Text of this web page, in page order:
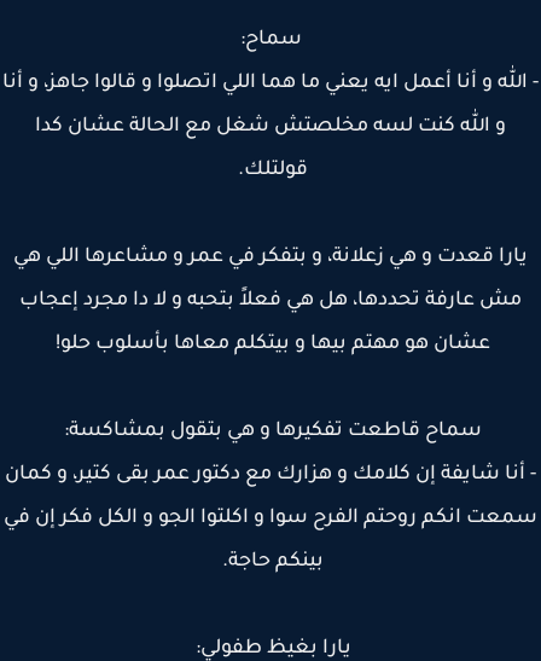
سماح:
و أنا أعمل ايه يعني ما هما اللي اتصلوا و قالوا جاهز، و أنا
و الله كنت لسه مخلصتش شغل مع الحالة عشان كدا
قولتلك.
قعدت و هي زعلانة، و بتفكر في عمر و مشاعرها اللي هي
عارفة تحددها، هل هي فعلاً بتحبه و لا دا مجرد إعجاب
عشان هو مهتم بيها و بيتكلم معاها بأسلوب حلو!
سماح قاطعت تفكيرها و هي بتقول بمشاكسة:
شايفة إن كلامك و هزارك مع دكتور عمر بقى كتير، و كمان
انكم روحتم الفرح سوا و اكلتوا الجو و الكل فكر إن في
بينكم حاجة.
يارا بغيظ طفولي: